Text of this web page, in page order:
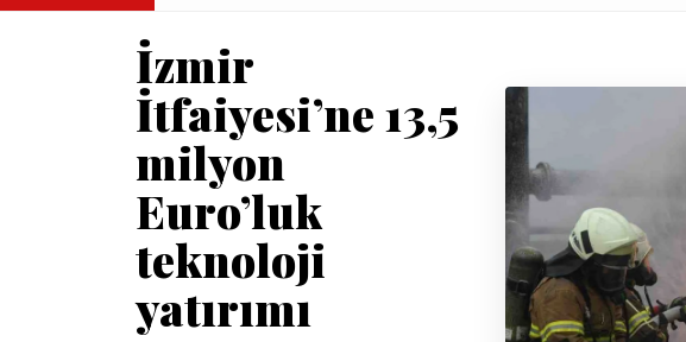
İzmir
İtfaiyesi’ne 13,5
milyon
Euro’luk
teknoloji
yatırımı